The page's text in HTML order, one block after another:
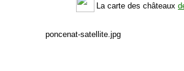
La carte des châteaux